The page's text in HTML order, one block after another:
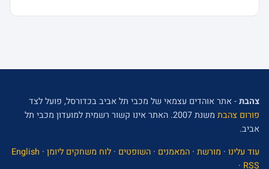
צהבת- אתר אוהדים עצמאי של מכבי תל אביב בכדורסל, פועל לצד
פורום צהבת
משנת 2007. האתר אינו קשור רשמית למועדון מכבי תל
אביב.
עוד עלינו · מורשת · המאמנים · השופטים · לוח משחקים ליומן ·
English
· RSS